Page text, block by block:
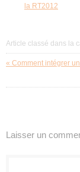
la RT2012
Article classé dans la
« Comment intégrer
Laisser un